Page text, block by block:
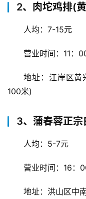
2、肉坨鸡排(
人均：7-15元
营业时间：11：
地址：江岸区
100米)
3、蒲春蓉正宗
人均：5-7元
营业时间：16：
地址：洪山区中